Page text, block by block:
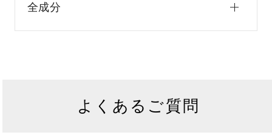
全成分
よくあるご質問